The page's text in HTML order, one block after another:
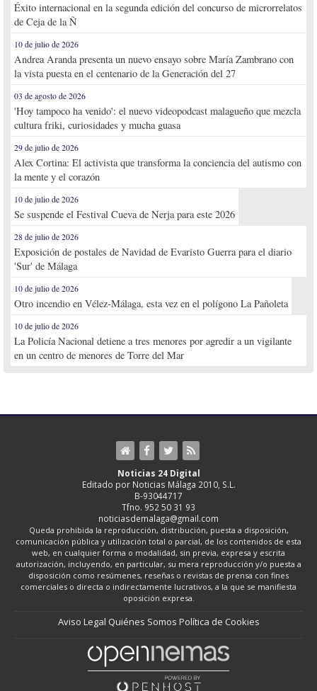
Éxito internacional en la segunda edición del concurso de microrrelatos
de Ceja de la Ñ
10 de julio de 2026
Andrea Aranda presenta un nuevo ensayo sobre María Zambrano con
la vista puesta en el centenario de la Generación del 27
03 de agosto de 2026
'Hoy tampoco ha venido': el nuevo videopodcast malagueño que mezcla
cultura friki, curiosidades y mucha guasa
29 de julio de 2026
Alex Cortina: El activista que transforma la conciencia del autismo con
la mente y el corazón
10 de julio de 2026
Se suspende el Festival Cueva de Nerja para este 2026
28 de julio de 2026
Exposición de postales de Navidad de Evaristo Guerra para el diario
'Sur' de Málaga
10 de julio de 2026
Otro incendio en Vélez-Málaga, esta vez en el polígono La Pañoleta
10 de julio de 2026
La Policía Nacional detiene a tres menores por agredir a un vigilante
en un centro de menores de Torre del Mar
Noticias 24 Digital
Editado por Noticias Málaga 2010, S.L.
B-93044717
Tfno. 952 50 31 93
noticiasdemalaga@gmail.com
Queda prohibida la reproducción, distribución, puesta a disposición,
comunicación pública y utilización total o parcial, de los contenidos de esta
web, en cualquier forma o modalidad, sin previa, expresa y escrita
autorización, incluyendo, en particular, su mera reproducción y/o puesta a
disposición como resúmenes, reseñas o revistas de prensa con fines
comerciales o directa o indirectamente lucrativos, a la que se manifiesta
oposición expresa.
Aviso Legal Quiénes Somos Política de Cookies